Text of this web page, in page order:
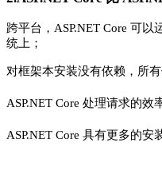
跨平台，ASP.NET Core 可
统上；
对框架本安装没有依赖，所
ASP.NET Core 处理请求的效
ASP.NET Core 具有更多的安